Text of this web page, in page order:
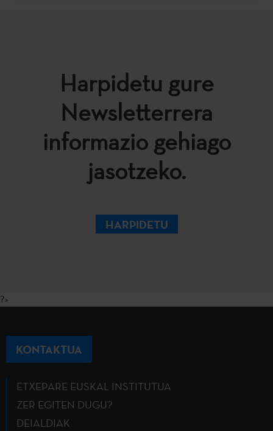
Harpidetu gure
Newsletterrera
informazio gehiago
jasotzeko.
HARPIDETU
?>
KONTAKTUA
ETXEPARE EUSKAL INSTITUTUA
ZER EGITEN DUGU?
DEIALDIAK